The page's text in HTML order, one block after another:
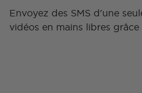
Envoyez des SMS d'une
vidéos en mains libres